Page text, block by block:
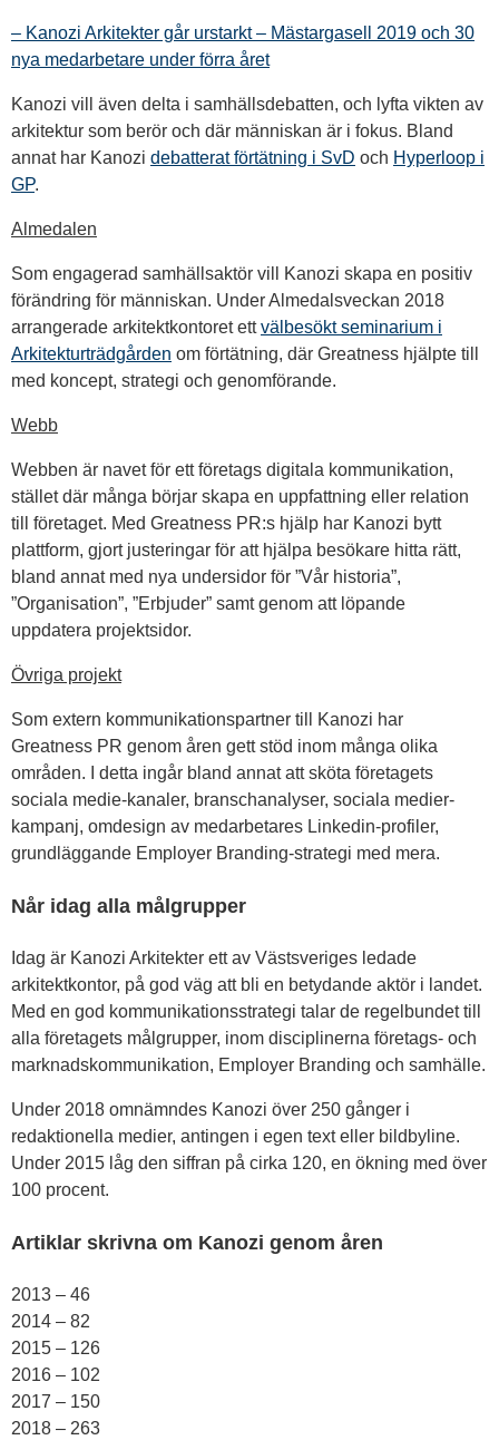
– Kanozi Arkitekter går urstarkt – Mästargasell 2019 och 30
nya medarbetare under förra året
Kanozi vill även delta i samhällsdebatten, och lyfta vikten av
arkitektur som berör och där människan är i fokus. Bland
annat har Kanozi debatterat förtätning i SvD och Hyperloop i
GP.
Almedalen
Som engagerad samhällsaktör vill Kanozi skapa en positiv
förändring för människan. Under Almedalsveckan 2018
arrangerade arkitektkontoret ettvälbesökt seminarium i
Arkitekturträdgården om förtätning, där Greatness hjälpte till
med koncept, strategi och genomförande.
Webb
Webben är navet för ett företags digitala kommunikation,
stället där många börjar skapa en uppfattning eller relation
till företaget. Med Greatness PR:s hjälp har Kanozi bytt
plattform, gjort justeringar för att hjälpa besökare hitta rätt,
bland annat med nya undersidor för ”Vår historia”,
”Organisation”, ”Erbjuder” samt genom att löpande
uppdatera projektsidor.
Övriga projekt
Som extern kommunikationspartner till Kanozi har
Greatness PR genom åren gett stöd inom många olika
områden. I detta ingår bland annat att sköta företagets
sociala medie-kanaler, branschanalyser, sociala medier-
kampanj, omdesign av medarbetares Linkedin-profiler,
grundläggande Employer Branding-strategi med mera.
Når idag alla målgrupper
Idag är Kanozi Arkitekter ett av Västsveriges ledade
arkitektkontor, på god väg att bli en betydande aktör i landet.
Med en god kommunikationsstrategi talar de regelbundet till
alla företagets målgrupper, inom disciplinerna företags- och
marknadskommunikation, Employer Branding och samhälle.
Under 2018 omnämndes Kanozi över 250 gånger i
redaktionella medier, antingen i egen text eller bildbyline.
Under 2015 låg den siffran på cirka 120, en ökning med över
100 procent.
Artiklar skrivna om Kanozi genom åren
2013 – 46
2014 – 82
2015 – 126
2016 – 102
2017 – 150
2018 – 263